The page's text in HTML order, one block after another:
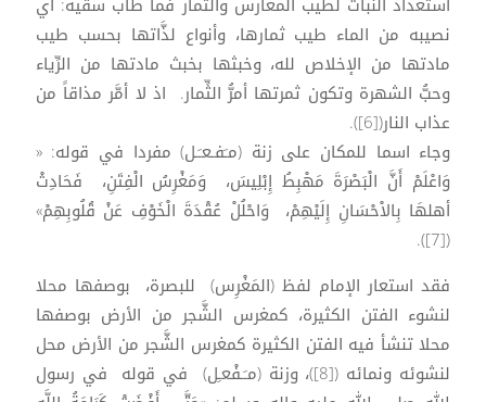
نصيبه من الماء طيب ثمارها، وأنواع لذَّاتها بحسب طيب
مادتها من الإخلاص لله، وخبثها بخبث مادتها من الرِّياء
وحبُّ الشهرة وتكون ثمرتها أمرُّ الثِّمار. اذ لا أمَّر مذاقاً من
عذاب النار([6]).
وجاء اسما للمكان على زنة (مـَفـعـَـل) مفردا في قوله: «
وَاعْلَمْ أَنَّ الْبَصْرَةَ مَهْبِطُ إِبْلِيسَ، وَمَغْرِسُ الْفِتَنِ، فَحَادِثْ
أهلهَا بِالاْحْسَانِ إِلَيْهِمْ، وَاحْلُلْ عُقْدَةَ الْخَوْفِ عَنْ قُلُوبِهِمْ»
([7]).
فقد استعار الإمام لفظ (المَغْرِس) للبصرة، بوصفها محلا
لنشوء الفتن الكثيرة، كمغرس الشَّجر من الأرض بوصفها
محلا تنشأ فيه الفتن الكثيرة كمغرس الشَّجر من الأرض محل
لنشوئه ونمائه ([8])، وزنة (مـَـفْعـِل) في قوله في رسول